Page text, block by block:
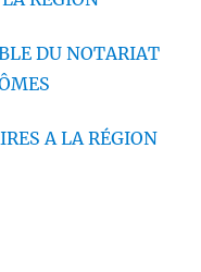
DU NOTARIAT
A LA RÉGION